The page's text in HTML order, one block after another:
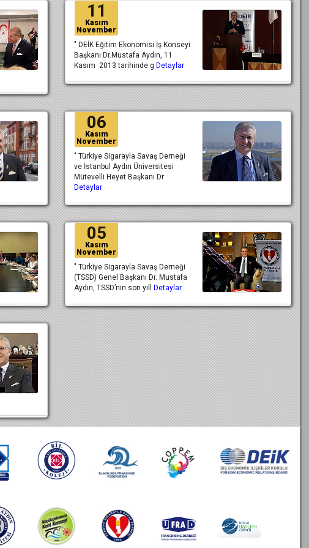
11
Kasım
November
" DEİK Eğitim Ekonomisi İş Konseyi
Başkanı Dr.Mustafa Aydın, 11
Kasım 2013 tarihinde g Detaylar
06
Kasım
November
" Türkiye Sigarayla Savaş Derneği
ve İstanbul Aydın Üniversitesi
Mütevelli Heyet Başkanı Dr
Detaylar
05
Kasım
November
" Türkiye Sigarayla Savaş Derneği
(TSSD) Genel Başkanı Dr. Mustafa
Aydın, TSSD’nin son yıll
Detaylar